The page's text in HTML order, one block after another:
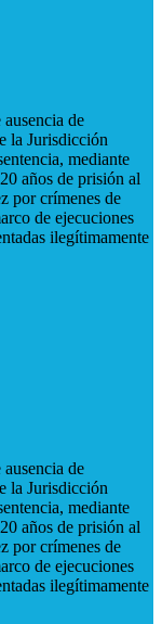
de
la Jurisdicción
mediante
años de prisión al
por crímenes de
de ejecuciones
ilegítimamente
de
la Jurisdicción
mediante
años de prisión al
por crímenes de
de ejecuciones
ilegítimamente